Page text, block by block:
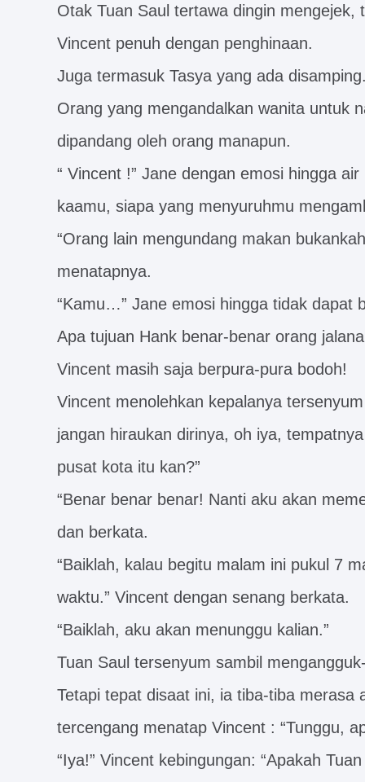
Otak Tuan Saul tertawa dingin
Vincent penuh dengan penghinaan.
Juga termasuk Tasya yang ada
Orang yang mengandalkan wanita untuk
dipandang oleh orang manapun.
“ Vincent !” Jane dengan emosi hingga
kaamu, siapa yang menyuruhmu
“Orang lain mengundang makan
menatapnya.
“Kamu…” Jane emosi hingga tidak dapat
Apa tujuan Hank benar-benar orang
Vincent masih saja berpura-pura bodoh!
Vincent menolehkan kepalanya
jangan hiraukan dirinya, oh iya,
pusat kota itu kan?”
“Benar benar benar! Nanti aku akan
dan berkata.
“Baiklah, kalau begitu malam ini pukul 7
waktu.” Vincent dengan senang berkata.
“Baiklah, aku akan menunggu kalian.”
Tuan Saul tersenyum sambil
Tetapi tepat disaat ini, ia tiba-tiba
tercengang menatap Vincent : “Tunggu,
“Iya!” Vincent kebingungan: “Apakah